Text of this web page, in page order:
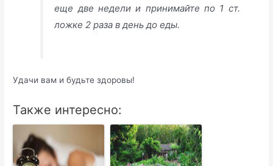
еще две недели и принимайте по 1 ст.
ложке 2 раза в день до еды.
Удачи вам и будьте здоровы!
Также интересно: